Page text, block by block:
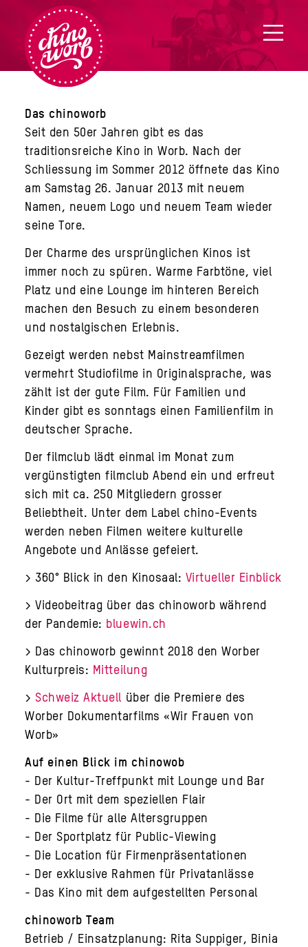
Das chinoworb
Seit den 50er Jahren gibt es das
traditionsreiche Kino in Worb. Nach der
Schliessung im Sommer 2012 öffnete das Kino
am Samstag 26. Januar 2013 mit neuem
Namen, neuem Logo und neuem Team wieder
seine Tore.
Der Charme des ursprünglichen Kinos ist
immer noch zu spüren. Warme Farbtöne, viel
Platz und eine Lounge im hinteren Bereich
machen den Besuch zu einem besonderen
und nostalgischen Erlebnis.
Gezeigt werden nebst Mainstreamfilmen
vermehrt Studiofilme in Originalsprache, was
zählt ist der gute Film. Für Familien und
Kinder gibt es sonntags einen Familienfilm in
deutscher Sprache.
Der filmclub lädt einmal im Monat zum
vergünstigten filmclub Abend ein und erfreut
sich mit ca. 250 Mitgliedern grosser
Beliebtheit. Unter dem Label chino-Events
werden neben Filmen weitere kulturelle
Angebote und Anlässe gefeiert.
> 360° Blick in den Kinosaal: Virtueller Einblick
> Videobeitrag über das chinoworb während
der Pandemie: bluewin.ch
> Das chinoworb gewinnt 2018 den Worber
Kulturpreis: Mitteilung
> Schweiz Aktuell über die Premiere des
Worber Dokumentarfilms «Wir Frauen von
Worb»
Auf einen Blick im chinowob
- Der Kultur-Treffpunkt mit Lounge und Bar
- Der Ort mit dem speziellen Flair
- Die Filme für alle Altersgruppen
- Der Sportplatz für Public-Viewing
- Die Location für Firmenpräsentationen
- Der exklusive Rahmen für Privatanlässe
- Das Kino mit dem aufgestellten Personal
chinoworb Team
Betrieb / Einsatzplanung: Rita Suppiger, Binia